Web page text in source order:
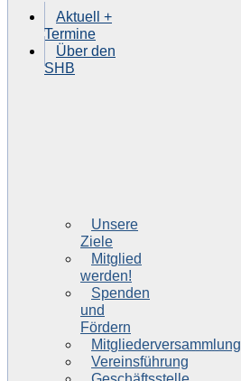
Aktuell +
Termine
Über den
SHB
Unsere
Ziele
Mitglied
werden!
Spenden
und
Fördern
Mitgliederversammlung
Vereinsführung